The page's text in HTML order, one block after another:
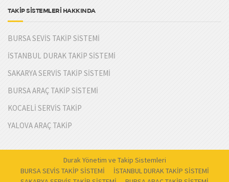
TAKİP SİSTEMLERİ HAKKINDA
BURSA SEVİS TAKİP SİSTEMİ
İSTANBUL DURAK TAKİP SİSTEMİ
SAKARYA SERVİS TAKİP SİSTEMİ
BURSA ARAÇ TAKİP SİSTEMİ
KOCAELİ SERVİS TAKİP
YALOVA ARAÇ TAKİP
Durak Yönetim ve Takip Sistemleri
BURSA SEVİS TAKİP SİSTEMİ
İSTANBUL DURAK TAKİP SİSTEMİ